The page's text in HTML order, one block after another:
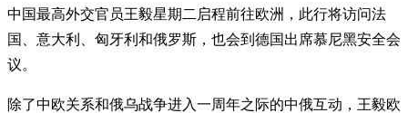
中国最高外交官员王毅星期二启程前往欧洲，此行将访问法
国、意大利、匈牙利和俄罗斯，也会到德国出席慕尼黑安全会
议。
除了中欧关系和俄乌战争进入一周年之际的中俄互动，王毅欧